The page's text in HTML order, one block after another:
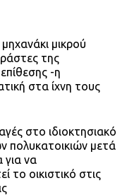
μικρού
της
-η
στα ίχνη τους
στο ιδιοκτησιακό
πολυκατοικιών μετά
για να
το οικιστικό στις